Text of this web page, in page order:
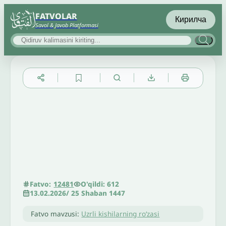
FATVOLAR
Savol & Javob Platformasi
Кирилча
Fatvo: 12481
O'qildi: 612
13.02.2026/25 Shaban 1447
Fatvo mavzusi: Uzrli kishilarning roʻzasi